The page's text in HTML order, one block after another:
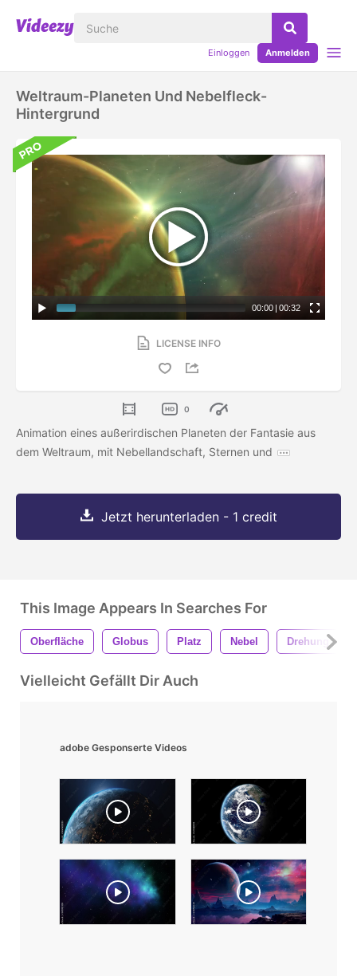
Einloggen Anmelden
Weltraum-Planeten Und Nebelfleck-
Hintergrund
00:00 | 00:32
LICENSE INFO
0
Animation eines außerirdischen Planeten der Fantasie aus
dem Weltraum, mit Nebellandschaft, Sternen und
Jetzt herunterladen - 1 credit
This Image Appears In Searches For
Oberfläche Globus Platz Nebel Drehung
Vielleicht Gefällt Dir Auch
adobe Gesponserte Videos